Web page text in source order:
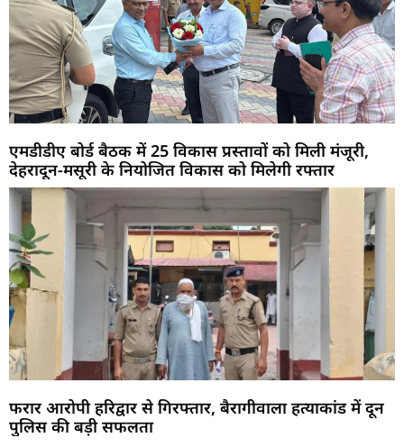
एमडीडीए बोर्ड बैठक में 25 विकास प्रस्तावों को मिली मंजूरी,
देहरादून-मसूरी के नियोजित विकास को मिलेगी रफ्तार
फरार आरोपी हरिद्वार से गिरफ्तार, बैरागीवाला हत्याकांड में दून
पुलिस की बड़ी सफलता